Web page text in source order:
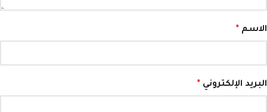
الاسم *
البريد الإلكتروني *